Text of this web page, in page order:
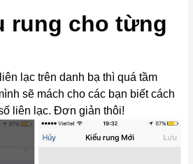
rung cho từng
lạc trên danh bạ thì quá tầm
sẽ mách cho các bạn biết cách
liên lạc. Đơn giản thôi!